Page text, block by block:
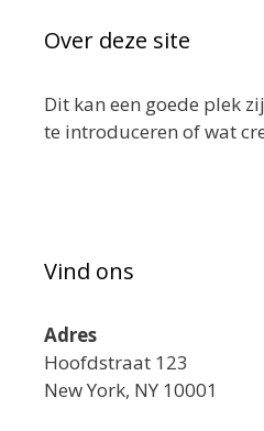
Over deze site
Dit kan een goede plek
te introduceren of wat
Vind ons
Adres
Hoofdstraat 123
New York, NY 10001